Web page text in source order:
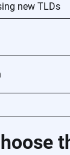
new TLDs